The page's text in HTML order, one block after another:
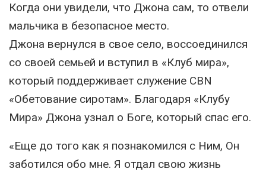
Когда они увидели, что Джона сам, то отвели
мальчика в безопасное место.
Джона вернулся в свое село, воссоединился
со своей семьей и вступил в «Клуб мира»,
который поддерживает служение CBN
«Обетование сиротам». Благодаря «Клубу
Мира» Джона узнал о Боге, который спас его.
«Еще до того как я познакомился с Ним, Он
заботился обо мне. Я отдал свою жизнь